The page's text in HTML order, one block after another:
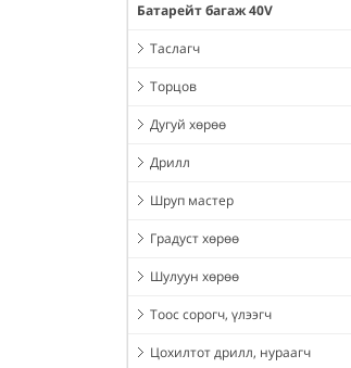
Батарейт багаж 40V
Таслагч
Торцов
Дугуй хөрөө
Дрилл
Шруп мастер
Градуст хөрөө
Шулуун хөрөө
Тоос сорогч, үлээгч
Цохилтот дрилл, нураагч